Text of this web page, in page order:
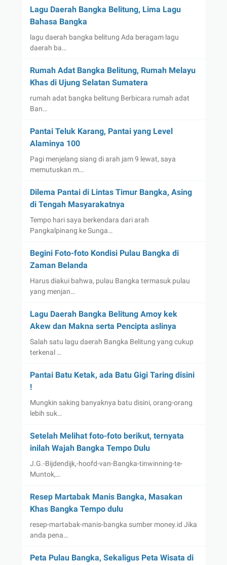
Lagu Daerah Bangka Belitung, Lima Lagu
Bahasa Bangka
lagu daerah bangka belitung Ada beragam lagu
daerah ba…
Rumah Adat Bangka Belitung, Rumah Melayu
Khas di Ujung Selatan Sumatera
rumah adat bangka belitung Berbicara rumah adat
Ban…
Pantai Teluk Karang, Pantai yang Level
Alaminya 100
Pagi menjelang siang di arah jam 9 lewat, saya
memutuskan m…
Dilema Pantai di Lintas Timur Bangka, Asing
di Tengah Masyarakatnya
Tempo hari saya berkendara dari arah
Pangkalpinang ke Sunga…
Begini Foto-foto Kondisi Pulau Bangka di
Zaman Belanda
Harus diakui bahwa, pulau Bangka termasuk pulau
yang menjan…
Lagu Daerah Bangka Belitung Amoy kek
Akew dan Makna serta Pencipta aslinya
Salah satu lagu daerah Bangka Belitung yang cukup
terkenal …
Pantai Batu Ketak, ada Batu Gigi Taring disini
!
Mungkin saking banyaknya batu disini, orang-orang
lebih suk…
Setelah Melihat foto-foto berikut, ternyata
inilah Wajah Bangka Tempo Dulu
J.G.-Bijdendijk,-hoofd-van-Bangka-tinwinning-te-
Muntok,…
Resep Martabak Manis Bangka, Masakan
Khas Bangka Tempo dulu
resep-martabak-manis-bangka sumber money.id Jika
anda pena…
Peta Pulau Bangka, Sekaligus Peta Wisata di